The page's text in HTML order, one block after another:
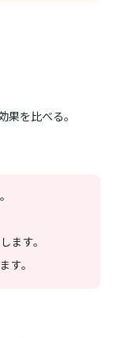
を比べる。
ます。
す。